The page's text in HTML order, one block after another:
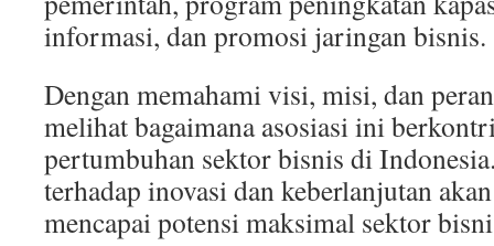
informasi, dan promosi jaringan bisnis.
Dengan memahami visi, misi, dan
melihat bagaimana asosiasi ini
pertumbuhan sektor bisnis di
terhadap inovasi dan keberlanjutan
mencapai potensi maksimal sektor